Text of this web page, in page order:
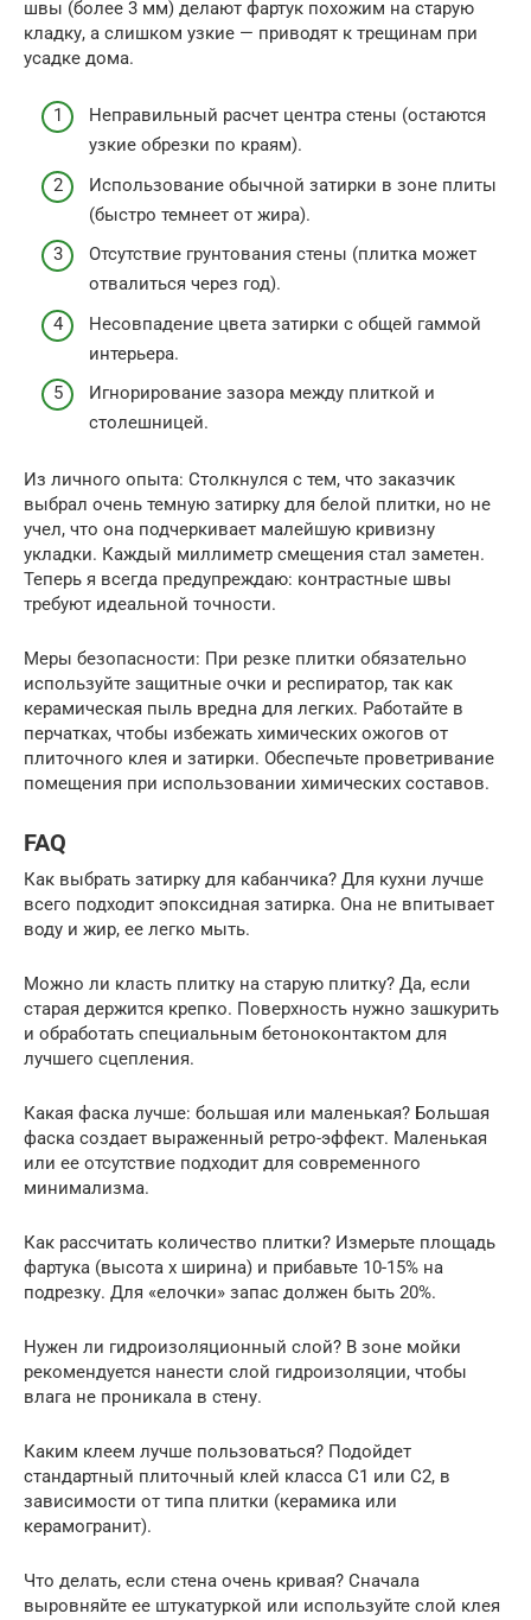
швы (более 3 мм) делают фартук похожим на старую
кладку, а слишком узкие — приводят к трещинам при
усадке дома.
Неправильный расчет центра стены (остаются
узкие обрезки по краям).
Использование обычной затирки в зоне плиты
(быстро темнеет от жира).
Отсутствие грунтования стены (плитка может
отвалиться через год).
Несовпадение цвета затирки с общей гаммой
интерьера.
Игнорирование зазора между плиткой и
столешницей.
Из личного опыта: Столкнулся с тем, что заказчик
выбрал очень темную затирку для белой плитки, но не
учел, что она подчеркивает малейшую кривизну
укладки. Каждый миллиметр смещения стал заметен.
Теперь я всегда предупреждаю: контрастные швы
требуют идеальной точности.
Меры безопасности: При резке плитки обязательно
используйте защитные очки и респиратор, так как
керамическая пыль вредна для легких. Работайте в
перчатках, чтобы избежать химических ожогов от
плиточного клея и затирки. Обеспечьте проветривание
помещения при использовании химических составов.
FAQ
Как выбрать затирку для кабанчика? Для кухни лучше
всего подходит эпоксидная затирка. Она не впитывает
воду и жир, ее легко мыть.
Можно ли класть плитку на старую плитку? Да, если
старая держится крепко. Поверхность нужно зашкурить
и обработать специальным бетоноконтактом для
лучшего сцепления.
Какая фаска лучше: большая или маленькая? Большая
фаска создает выраженный ретро-эффект. Маленькая
или ее отсутствие подходит для современного
минимализма.
Как рассчитать количество плитки? Измерьте площадь
фартука (высота х ширина) и прибавьте 10-15% на
подрезку. Для «елочки» запас должен быть 20%.
Нужен ли гидроизоляционный слой? В зоне мойки
рекомендуется нанести слой гидроизоляции, чтобы
влага не проникала в стену.
Каким клеем лучше пользоваться? Подойдет
стандартный плиточный клей класса C1 или C2, в
зависимости от типа плитки (керамика или
керамогранит).
Что делать, если стена очень кривая? Сначала
выровняйте ее штукатуркой или используйте слой клея